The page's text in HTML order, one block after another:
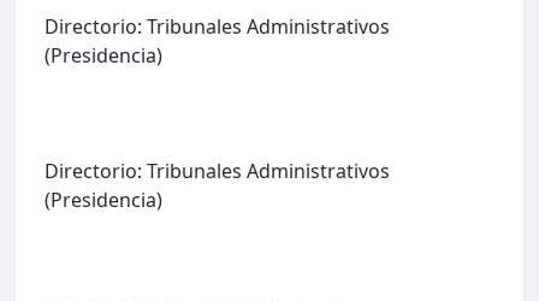
Directorio: Tribunales Administrativos
(Presidencia)
Directorio: Tribunales Administrativos
(Presidencia)